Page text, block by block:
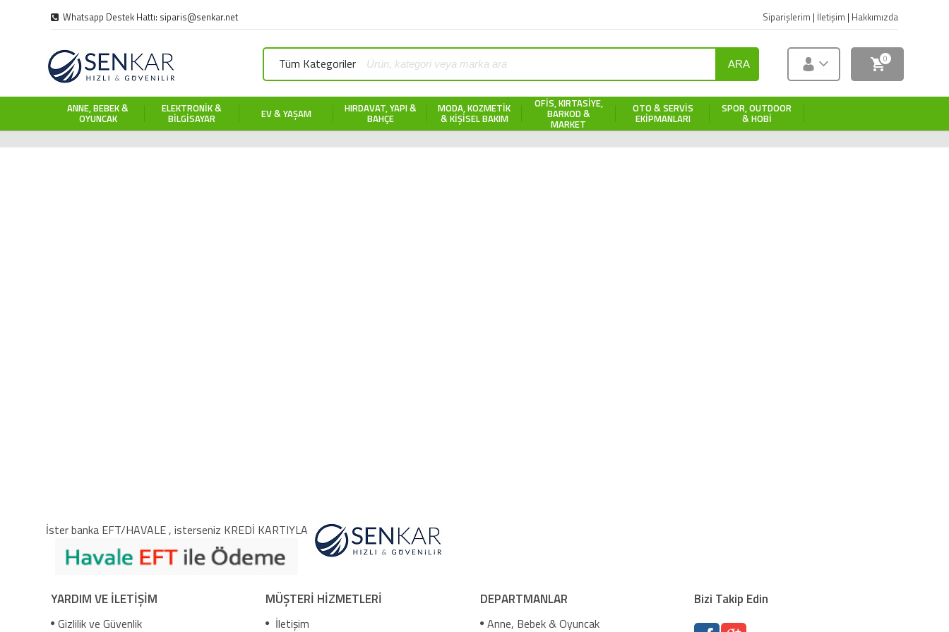
Whatsapp Destek Hattı: siparis@senkar.net Siparişlerim | İletişim | Hakkımızda
Tüm Kategoriler ARA 0
ANNE, BEBEK &
OYUNCAK
ELEKTRONIK &
BILGISAYAR EV & YAŞAM HIRDAVAT, YAPI &
BAHÇE
MODA, KOZMETIK
& KIŞISEL BAKIM
OFIS, KIRTASIYE,
BARKOD &
MARKET
OTO & SERVIS
EKIPMANLARI
SPOR, OUTDOOR
& HOBI
İster banka EFT/HAVALE , isterseniz KREDİ KARTIYLA
YARDIM VE İLETİŞİM
Gizlilik ve Güvenlik
MÜŞTERİ HİZMETLERİ
İletişim
DEPARTMANLAR
Anne, Bebek & Oyuncak
Bizi Takip Edin